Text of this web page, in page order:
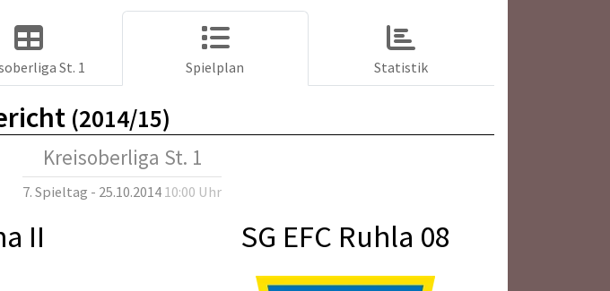
St. 1 Spielplan Statistik
(2014/15)
Kreisoberliga St. 1
7. Spieltag - 25.10.2014 10:00 Uhr
II SG EFC Ruhla 08